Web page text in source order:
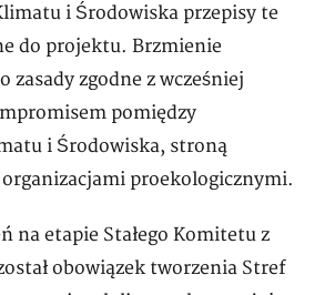
i Środowiska przepisy te
do projektu. Brzmienie
zasady zgodne z wcześniej
pomiędzy
i Środowiska, stroną
proekologicznymi.
na etapie Stałego Komitetu z
obowiązek tworzenia Stref